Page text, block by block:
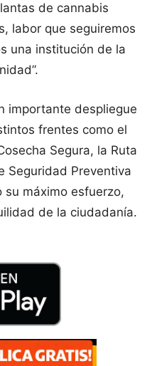
de cannabis
labor que seguiremos
una institución de la
importante despliegue
frentes como el
Segura, la Ruta
Seguridad Preventiva
máximo esfuerzo,
de la ciudadanía.